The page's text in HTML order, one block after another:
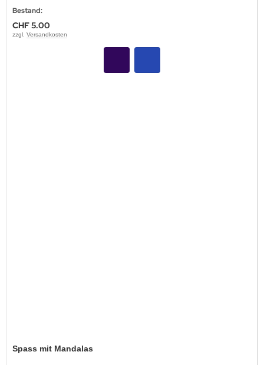
Bestand:
CHF 5.00
zzgl. Versandkosten
Spass mit Mandalas